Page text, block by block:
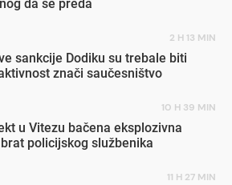
da se preda
2 H 13 MIN
sankcije Dodiku su trebale biti
znači saučesništvo
10 H 39 MIN
u Vitezu bačena eksplozivna
je brat policijskog službenika
11 H 27 MIN